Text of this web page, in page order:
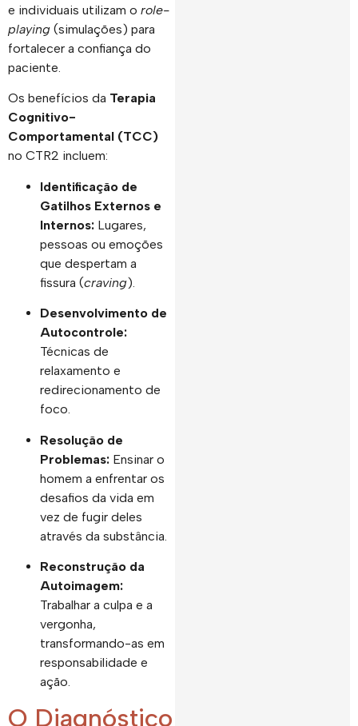
e individuais utilizam o role-
playing (simulações) para
fortalecer a confiança do
paciente.
Os benefícios da Terapia
Cognitivo-
Comportamental (TCC)
no CTR2 incluem:
Identificação de
Gatilhos Externos e
Internos: Lugares,
pessoas ou emoções
que despertam a
fissura (craving).
Desenvolvimento de
Autocontrole:
Técnicas de
relaxamento e
redirecionamento de
foco.
Resolução de
Problemas: Ensinar o
homem a enfrentar os
desafios da vida em
vez de fugir deles
através da substância.
Reconstrução da
Autoimagem:
Trabalhar a culpa e a
vergonha,
transformando-as em
responsabilidade e
ação.
O Diagnóstico